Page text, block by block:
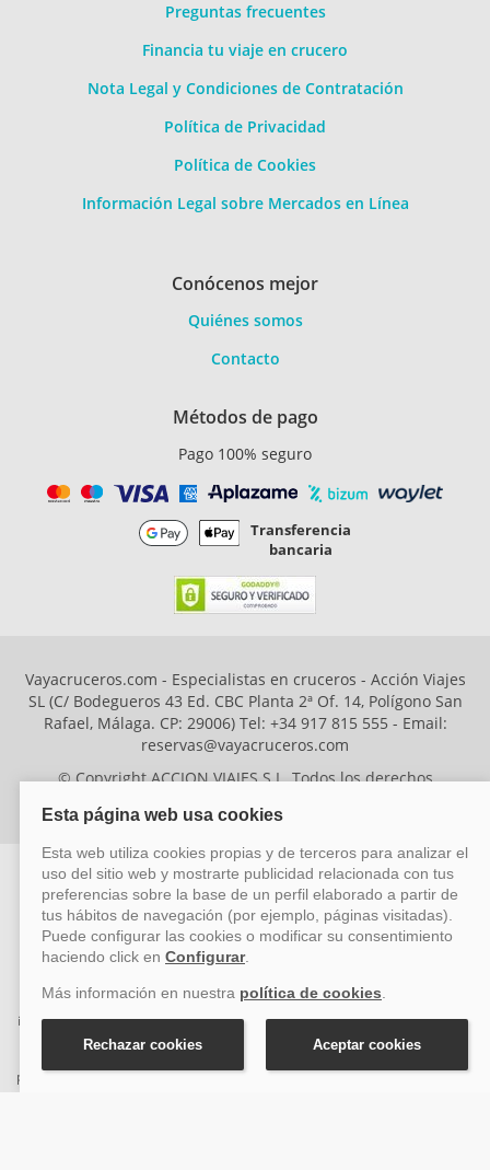
Preguntas frecuentes
Financia tu viaje en crucero
Nota Legal y Condiciones de Contratación
Política de Privacidad
Política de Cookies
Información Legal sobre Mercados en Línea
Conócenos mejor
Quiénes somos
Contacto
Métodos de pago
Pago 100% seguro
Transferencia
bancaria
Vayacruceros.com - Especialistas en cruceros - Acción Viajes
SL (C/ Bodegueros 43 Ed. CBC Planta 2ª Of. 14, Polígono San
Rafael, Málaga. CP: 29006) Tel: +34 917 815 555 - Email:
reservas@vayacruceros.com
© Copyright ACCION VIAJES S.L. Todos los derechos
ACCION VIAJES SL ha sido beneficiaria del Fondo Europeo de Desarrollo
Regional (FEDER), cuyo objetivo es mejorar la competitividad de las pymes
mediante el impulso de la innovación, el desarrollo tecnológico, la
investigación de calidad y el uso seguro y fiable del ciberespacio. Gracias a
esta financiación, la empresa ha puesto en marcha un Plan de Acción
durante el año 2026 para reforzar su competitividad empresarial,
promoviendo la innovación y la ciberseguridad. Para ello, ha contado con el